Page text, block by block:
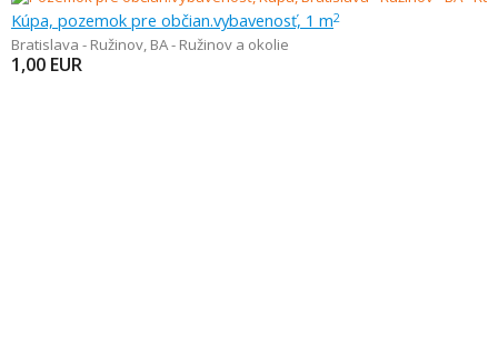
Kúpa, pozemok pre občian.vybavenosť, 1 m2
Bratislava - Ružinov, BA - Ružinov a okolie
1,00 EUR